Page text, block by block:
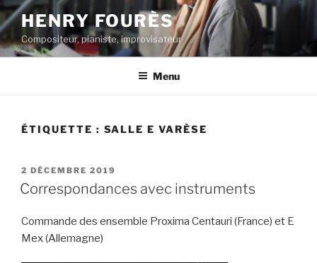
Aller
au
contenu
principal
HENRY FOURÈS
Compositeur, pianiste, improvisateur
Menu
ÉTIQUETTE : SALLE E VARÈSE
PUBLIÉ
LE
2 DÉCEMBRE 2019
Correspondances avec instruments
Commande des ensemble Proxima Centauri (France) et E
Mex (Allemagne)